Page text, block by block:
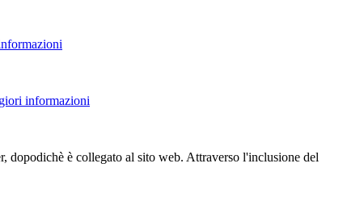
informazioni
è collegato al sito web. Attraverso l'inclusione del